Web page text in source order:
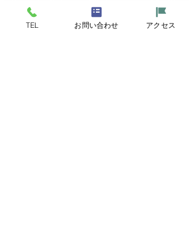
「そば処大宮亭」様の通り）沿い
『コインランドリー・フレアスラべリア里丸
TEL お問い合わせ アクセス